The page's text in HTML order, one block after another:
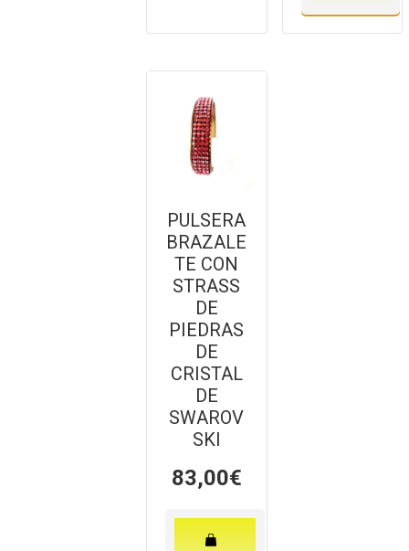
PULSERA
BRAZALE
TE CON
STRASS
DE
PIEDRAS
DE
CRISTAL
DE
SWAROV
SKI
83,00€